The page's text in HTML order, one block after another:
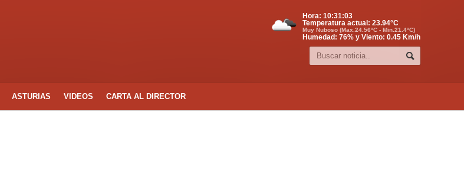
Hora: 10:31:04
Temperatura actual: 23.94°C
Muy Nuboso (Max.24.56ºC - Min.21.4ºC)
Humedad: 76% y Viento: 0.45 Km/h
ASTURIAS VIDEOS CARTA AL DIRECTOR